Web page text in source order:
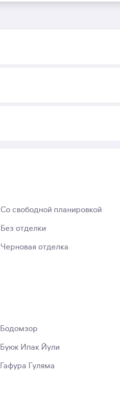
Со свободной планировкой
Без отделки
Черновая отделка
Бодомзор
Буюк Ипак Йули
Гафура Гуляма